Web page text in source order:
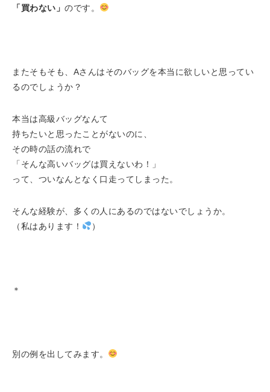
「買わない」 のです。
またそもそも、Aさんはそのバッグを本当に欲しいと思ってい
るのでしょうか？
本当は高級バッグなんて
持ちたいと思ったことがないのに、
その時の話の流れで
「そんな高いバッグは買えないわ！」
って、ついなんとなく口走ってしまった。
そんな経験が、多くの人にあるのではないでしょうか。
（私はあります！
）
＊
別の例を出してみます。